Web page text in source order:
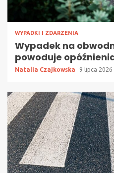
WYPADKI I ZDARZENIA
Wypadek na
powoduje
Natalia Czajkowska 9 lipca 2026